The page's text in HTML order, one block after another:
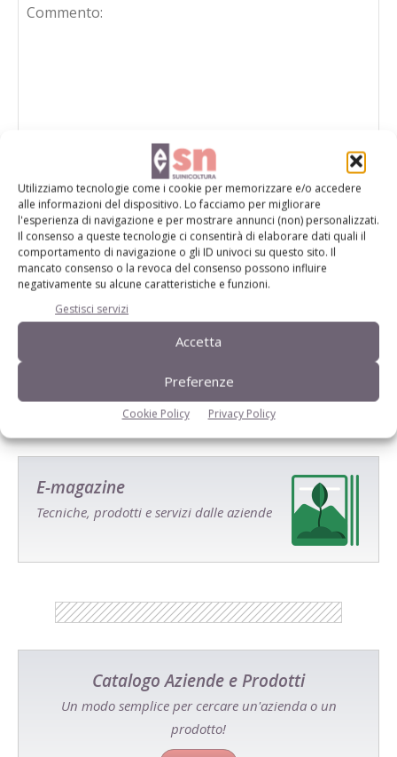
Utilizziamo tecnologie come i cookie per memorizzare e/o accedere
alle informazioni del dispositivo. Lo facciamo per migliorare
l'esperienza di navigazione e per mostrare annunci (non) personalizzati.
Il consenso a queste tecnologie ci consentirà di elaborare dati quali il
comportamento di navigazione o gli ID univoci su questo sito. Il
mancato consenso o la revoca del consenso possono influire
negativamente su alcune caratteristiche e funzioni.
Gestisci servizi
Accetta
Preferenze
Cookie Policy Privacy Policy
Salva il mio nome, email e sito web in questo browser per la
prossima volta che commento.
E-magazine
Tecniche, prodotti e servizi dalle aziende
Catalogo Aziende e Prodotti
Un modo semplice per cercare un'azienda o un
prodotto!